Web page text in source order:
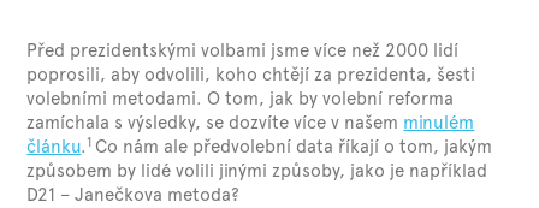
Před prezidentskými volbami jsme více než 2000 lidí
poprosili, aby odvolili, koho chtějí za prezidenta, šesti
volebními metodami. O tom, jak by volební reforma
zamíchala s výsledky, se dozvíte více v našem minulém
článku. 1 Co nám ale předvolební data říkají o tom, jakým
způsobem by lidé volili jinými způsoby, jako je například
D21 – Janečkova metoda?